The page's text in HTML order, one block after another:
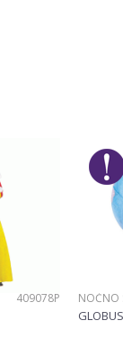
409078P NOĆNO